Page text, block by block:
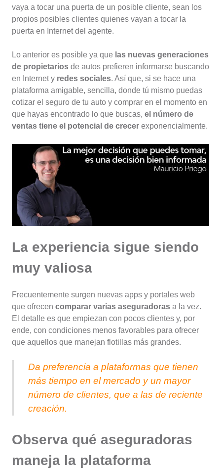
vaya a tocar una puerta de un posible cliente, sean los
propios posibles clientes quienes vayan a tocar la
puerta en Internet del agente.
Lo anterior es posible ya que las nuevas generaciones
de propietarios de autos prefieren informarse buscando
en Internet y redes sociales. Así que, si se hace una
plataforma amigable, sencilla, donde tú mismo puedas
cotizar el seguro de tu auto y comprar en el momento en
que hayas encontrado lo que buscas, el número de
ventas tiene el potencial de crecer exponencialmente.
La experiencia sigue siendo
muy valiosa
Frecuentemente surgen nuevas apps y portales web
que ofrecen comparar varias aseguradoras a la vez.
El detalle es que empiezan con pocos clientes y, por
ende, con condiciones menos favorables para ofrecer
que aquellos que manejan flotillas más grandes.
Da preferencia a plataformas que tienen
más tiempo en el mercado y un mayor
número de clientes, que a las de reciente
creación.
Observa qué aseguradoras
maneja la plataforma